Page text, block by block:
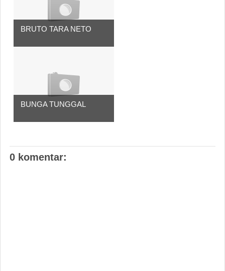
BRUTO TARA NETO
BUNGA TUNGGAL
0 komentar: